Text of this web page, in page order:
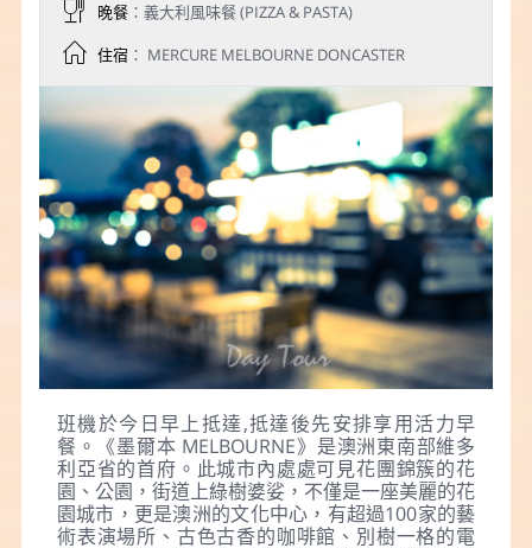
晚餐：義大利風味餐 (PIZZA & PASTA)
住宿： MERCURE MELBOURNE DONCASTER
班機於今日早上抵達,抵達後先安排享用活力早
餐。《墨爾本 MELBOURNE》是澳洲東南部維多
利亞省的首府。此城市內處處可見花團錦簇的花
園、公園，街道上綠樹婆娑，不僅是一座美麗的花
園城市，更是澳洲的文化中心，有超過100家的藝
術表演場所、古色古香的咖啡館、別樹一格的電